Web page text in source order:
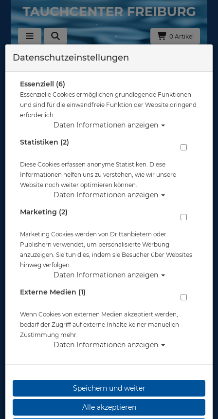
0 Artikel
Zurück
Tusa Hyperdry Elite II - Transp - Ocean
Artikelnr.: tus-sp0101OG
Herstellerpreis: 49,00 €
Datenschutzeinstellungen
Essenziell (6)
Essenzielle Cookies ermöglichen grundlegende Funktionen
und sind für die einwandfreie Funktion der Website dringend
erforderlich.
Daten Informationen anzeigen
Statistiken (2)
Diese Cookies erfassen anonyme Statistiken. Diese
Informationen helfen uns zu verstehen, wie wir unsere
Website noch weiter optimieren können.
Daten Informationen anzeigen
Marketing (2)
Marketing Cookies werden von Drittanbietern oder
Publishern verwendet, um personalisierte Werbung
anzuzeigen. Sie tun dies, indem sie Besucher über Websites
hinweg verfolgen.
Daten Informationen anzeigen
Externe Medien (1)
Wenn Cookies von externen Medien akzeptiert werden,
bedarf der Zugriff auf externe Inhalte keiner manuellen
Zustimmung mehr.
Daten Informationen anzeigen
Speichern und weiter
Alle akzeptieren